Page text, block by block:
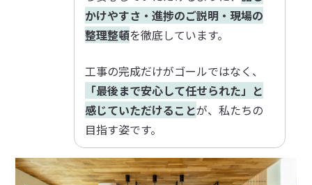
かけやすさ・進捗のご説明・現場の
整理整頓を徹底しています。
工事の完成だけがゴールではなく、
「最後まで安心して任せられた」と
感じていただけることが、私たちの
目指す姿です。